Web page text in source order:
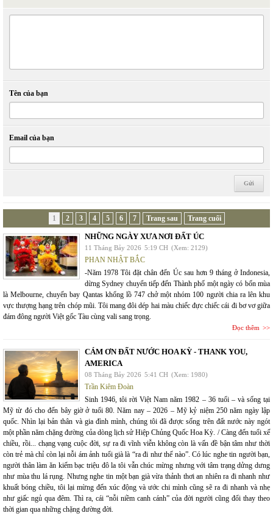
Tên của bạn
Email của bạn
1 2 3 4 5 6 7 Trang sau Trang cuối
NHỮNG NGÀY XƯA NƠI ĐẤT ÚC
11 Tháng Bảy 2026 5:19 CH (Xem: 2129)
PHAN NHẬT BẮC
-Năm 1978 Tôi đặt chân đến Úc sau hơn 9 tháng ở Indonesia,
dừng Sydney chuyển tiếp đến Thành phố một ngày có bốn mùa
là Melbourne, chuyến bay Qantas khổng lồ 747 chở một nhóm 100 người chia ra lên khu
vực thượng hạng trên chóp mũi. Tôi mang đôi dép hai màu chiếc đực chiếc cái đi bơ vơ giữa
đám đông người Việt gốc Tàu cùng vali sang trọng.
Đọc thêm
CÁM ƠN ĐẤT NƯỚC HOA KỲ - THANK YOU,
AMERICA
08 Tháng Bảy 2026 5:41 CH (Xem: 1980)
Trần Kiêm Đoàn
Sinh 1946, tôi rời Việt Nam năm 1982 – 36 tuổi – và sống tại
Mỹ từ đó cho đến bây giờ ở tuổi 80. Năm nay – 2026 – Mỹ kỷ niệm 250 năm ngày lập
quốc. Nhìn lại bản thân và gia đình mình, chúng tôi đã được sống trên đất nước này ngót
một phần năm chặng đường của dòng lịch sử Hiệp Chủng Quốc Hoa Kỳ. / Càng đến tuổi xế
chiều, rồi... chạng vạng cuộc đời, sự ra đi vĩnh viễn không còn là vấn đề bận tâm như thời
còn trẻ mà chỉ còn lại nỗi ám ảnh tuổi già là “ra đi như thế nào”. Có lúc nghe tin người bạn,
người thân làm ăn kiếm bạc triệu đô la tôi vẫn chúc mừng nhưng với tâm trạng dửng dưng
như mùa thu lá rụng. Nhưng nghe tin một bạn già vừa thảnh thơi an nhiên ra đi nhanh như
khuất bóng chiều, tôi lại mừng đến xúc động và ước chi mình cũng sẽ ra đi nhanh và nhẹ
như giấc ngủ qua đêm. Thì ra, cái “nỗi niềm canh cánh” của đời người cũng đổi thay theo
thời gian qua những chặng đường đời.